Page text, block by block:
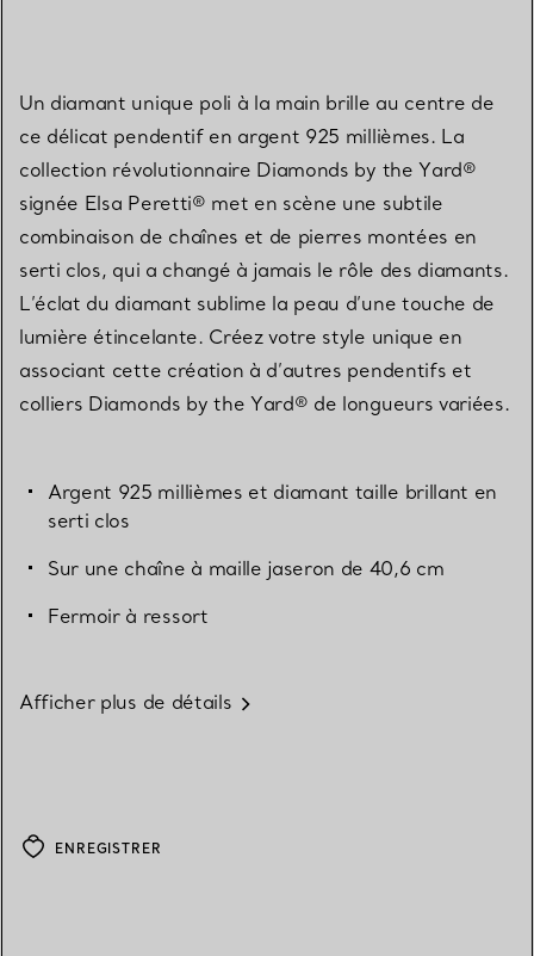
Un diamant unique poli à la main brille au centre de
ce délicat pendentif en argent 925 millièmes. La
collection révolutionnaire Diamonds by the Yard®
signée Elsa Peretti® met en scène une subtile
combinaison de chaînes et de pierres montées en
serti clos, qui a changé à jamais le rôle des diamants.
L’éclat du diamant sublime la peau d’une touche de
lumière étincelante. Créez votre style unique en
associant cette création à d’autres pendentifs et
colliers Diamonds by the Yard® de longueurs variées.
Argent 925 millièmes et diamant taille brillant en
serti clos
Sur une chaîne à maille jaseron de 40,6 cm
Fermoir à ressort
Afficher plus de détails
ENREGISTRER